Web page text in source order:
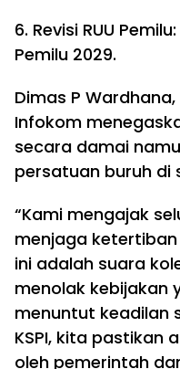
6. Revisi RUU
Pemilu 2029.
Dimas P Wardhana,
Infokom
secara damai
persatuan buruh di
“Kami mengajak
menjaga
ini adalah suara
menolak kebijakan
menuntut keadilan
KSPI, kita pastikan
oleh pemerintah